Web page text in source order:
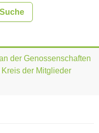
der Genossenschaften
der Mitglieder